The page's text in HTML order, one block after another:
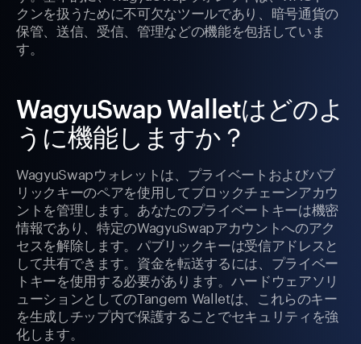
クンを扱うために不可欠なツールであり、暗号通貨の
保管、送信、受信、管理などの機能を包括していま
す。
WagyuSwap Walletはどのよ
うに機能しますか？
WagyuSwapウォレットは、プライベートおよびパブ
リックキーのペアを使用してブロックチェーンアカウ
ントを管理します。あなたのプライベートキーは機密
情報であり、特定のWagyuSwapアカウントへのアク
セスを解除します。パブリックキーは受信アドレスと
して共有できます。資金を転送するには、プライベー
トキーを使用する必要があります。ハードウェアソリ
ューションとしてのTangem Walletは、これらのキー
を生成しチップ内で保護することでセキュリティを強
化します。